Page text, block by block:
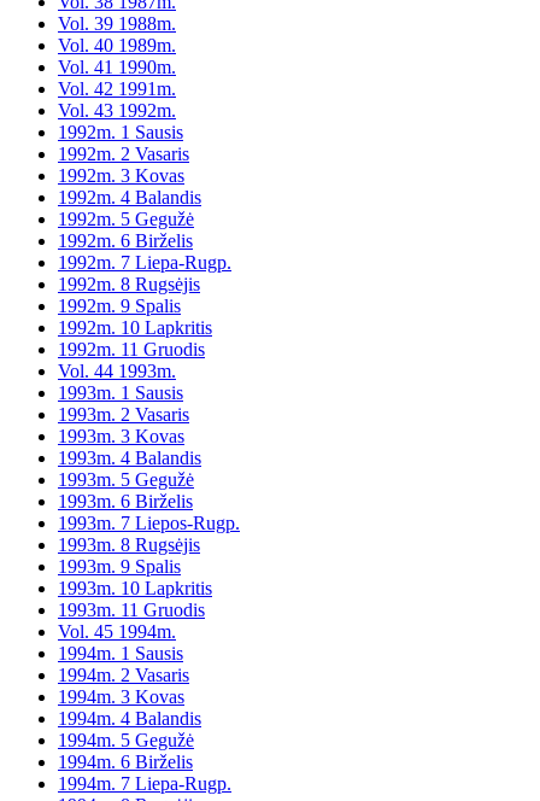
Vol. 39 1988m.
Vol. 40 1989m.
Vol. 41 1990m.
Vol. 42 1991m.
Vol. 43 1992m.
1992m. 1 Sausis
1992m. 2 Vasaris
1992m. 3 Kovas
1992m. 4 Balandis
1992m. 5 Gegužė
1992m. 6 Birželis
1992m. 7 Liepa-Rugp.
1992m. 8 Rugsėjis
1992m. 9 Spalis
1992m. 10 Lapkritis
1992m. 11 Gruodis
Vol. 44 1993m.
1993m. 1 Sausis
1993m. 2 Vasaris
1993m. 3 Kovas
1993m. 4 Balandis
1993m. 5 Gegužė
1993m. 6 Birželis
1993m. 7 Liepos-Rugp.
1993m. 8 Rugsėjis
1993m. 9 Spalis
1993m. 10 Lapkritis
1993m. 11 Gruodis
Vol. 45 1994m.
1994m. 1 Sausis
1994m. 2 Vasaris
1994m. 3 Kovas
1994m. 4 Balandis
1994m. 5 Gegužė
1994m. 6 Birželis
1994m. 7 Liepa-Rugp.